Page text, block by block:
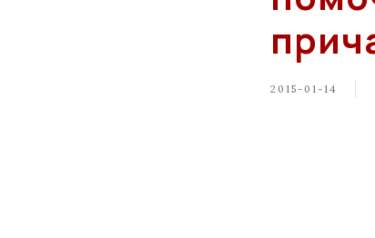
2015-01-14